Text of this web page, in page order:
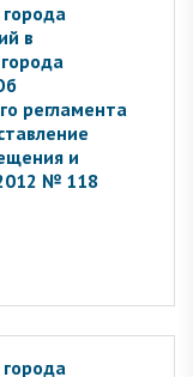
в
регламента
и
№ 118